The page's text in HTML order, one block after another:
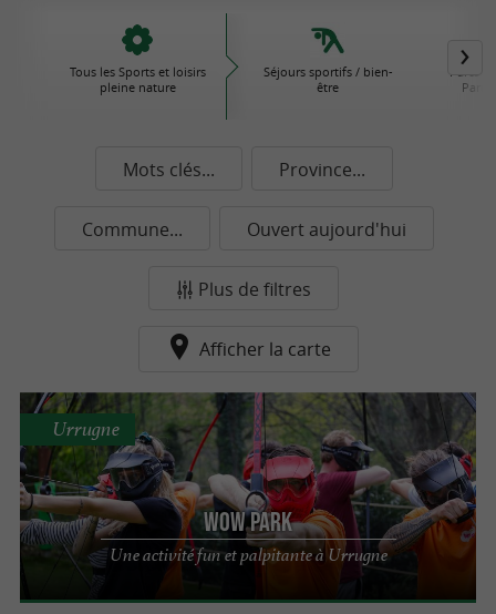
Tous les Sports et loisirs
pleine nature
Séjours sportifs / bien-
être
Parcs
Mots clés... Province...
Commune... Ouvert aujourd'hui
Plus de filtres
Afficher la carte
Wow Park
Une activité fun et palpitante à Urrugne
Urrugne